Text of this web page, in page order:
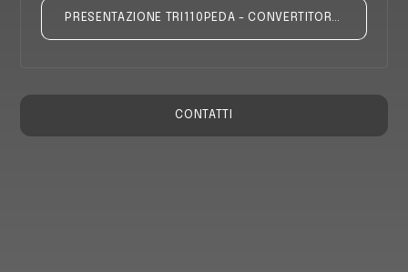
PRESENTAZIONE TRI110PEDA - CONVERTITORE SEGNALE TAGLIO DI FASE A DALI
CONTATTI